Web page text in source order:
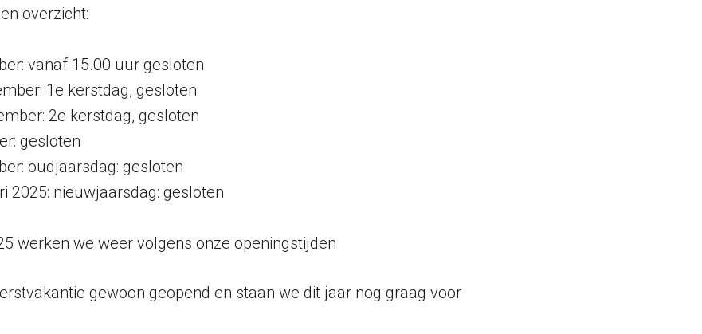
overzicht:
vanaf 15.00 uur gesloten
1e kerstdag, gesloten
2e kerstdag, gesloten
gesloten
oudjaarsdag: gesloten
2025: nieuwjaarsdag: gesloten
werken we weer volgens onze openingstijden
gewoon geopend en staan we dit jaar nog graag voor